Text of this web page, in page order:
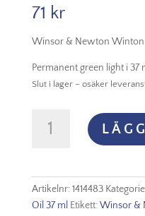
71 kr
Winsor & Newton Winton
Permanent green light i 37
Slut i lager – osäker
Oljefärg
Permanent
green
Artikelnr:1414483
Oil 37 ml Etikett:Winsor &